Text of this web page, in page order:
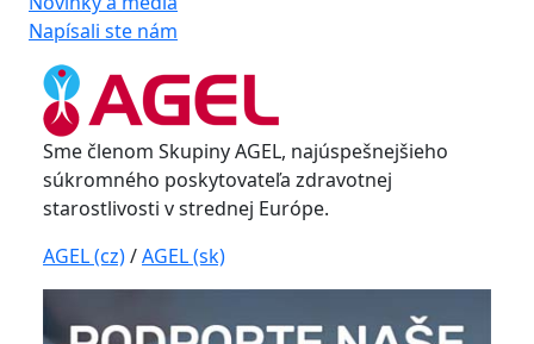
Napísali ste nám
Sme členom Skupiny AGEL, najúspešnejšieho
súkromného poskytovateľa zdravotnej
starostlivosti v strednej Európe.
AGEL (cz)/AGEL (sk)